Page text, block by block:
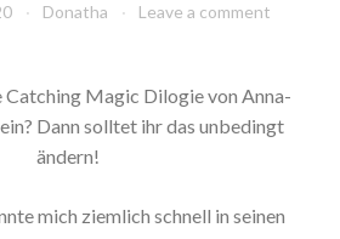
Donatha Leave a comment
Catching Magic Dilogie von Anna-
Dann solltet ihr das unbedingt
ändern!
mich ziemlich schnell in seinen